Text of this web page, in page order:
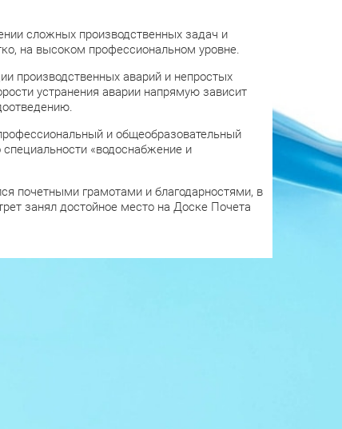
сложных производственных задач и
на высоком профессиональном уровне.
производственных аварий и непростых
устранения аварии напрямую зависит
и общеобразовательный
«водоснабжение и
почетными грамотами и благодарностями, в
занял достойное место на Доске Почета